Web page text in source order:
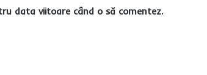
data viitoare când o să comentez.